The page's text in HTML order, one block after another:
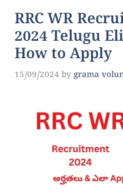
RRC WR
2024 Telugu
How to Apply
15/09/2024 by grama